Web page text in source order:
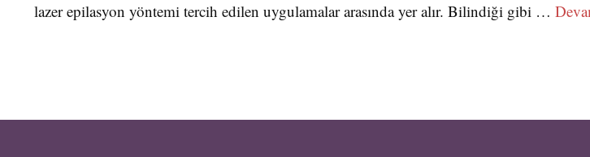
lazer epilasyon yöntemi tercih edilen uygulamalar arasında yer alır. Bilindiği gibi …